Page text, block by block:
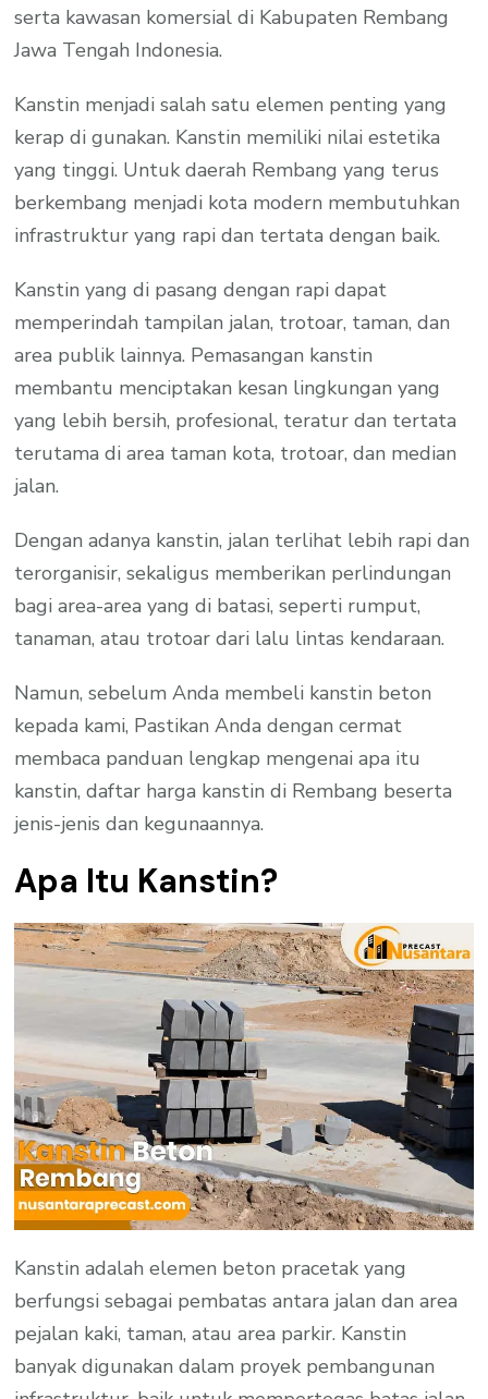
serta kawasan komersial di Kabupaten Rembang
Jawa Tengah Indonesia.
Kanstin menjadi salah satu elemen penting yang
kerap di gunakan. Kanstin memiliki nilai estetika
yang tinggi. Untuk daerah Rembang yang terus
berkembang menjadi kota modern membutuhkan
infrastruktur yang rapi dan tertata dengan baik.
Kanstin yang di pasang dengan rapi dapat
memperindah tampilan jalan, trotoar, taman, dan
area publik lainnya. Pemasangan kanstin
membantu menciptakan kesan lingkungan yang
yang lebih bersih, profesional, teratur dan tertata
terutama di area taman kota, trotoar, dan median
jalan.
Dengan adanya kanstin, jalan terlihat lebih rapi dan
terorganisir, sekaligus memberikan perlindungan
bagi area-area yang di batasi, seperti rumput,
tanaman, atau trotoar dari lalu lintas kendaraan.
Namun, sebelum Anda membeli kanstin beton
kepada kami, Pastikan Anda dengan cermat
membaca panduan lengkap mengenai apa itu
kanstin, daftar harga kanstin di Rembang beserta
jenis-jenis dan kegunaannya.
Apa Itu Kanstin?
Kanstin adalah elemen beton pracetak yang
berfungsi sebagai pembatas antara jalan dan area
pejalan kaki, taman, atau area parkir. Kanstin
banyak digunakan dalam proyek pembangunan